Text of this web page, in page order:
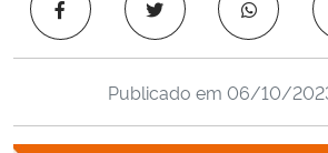
Ministério da Cidadania
Ministério da SaúdePublicado em 06/10/